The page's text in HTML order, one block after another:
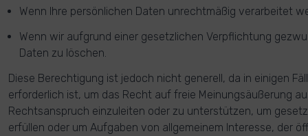
Wenn Ihre persönlichen Daten unrechtmäßig verarbeitet
Wenn wir aufgrund einer gesetzlichen Verpflichtung
Daten zu löschen.
Diese Berechtigung ist jedoch nicht generell, da in einigen
erforderlich ist, um das Recht auf freie Meinungsäußerung
Rechtsanspruch einzuleiten oder zu unterstützen, um
erfüllen oder um Aufgaben von allgemeinem Interesse, der